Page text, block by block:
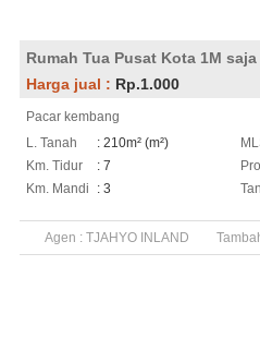
Rumah Tua Pusat Kota 1M saja
Harga jual : Rp.1.000
Pacar kembang
L. Tanah
: 210m² (m²)
Km. Tidur
: 7
Km. Mandi
: 3
Agen : TJAHYO INLAND